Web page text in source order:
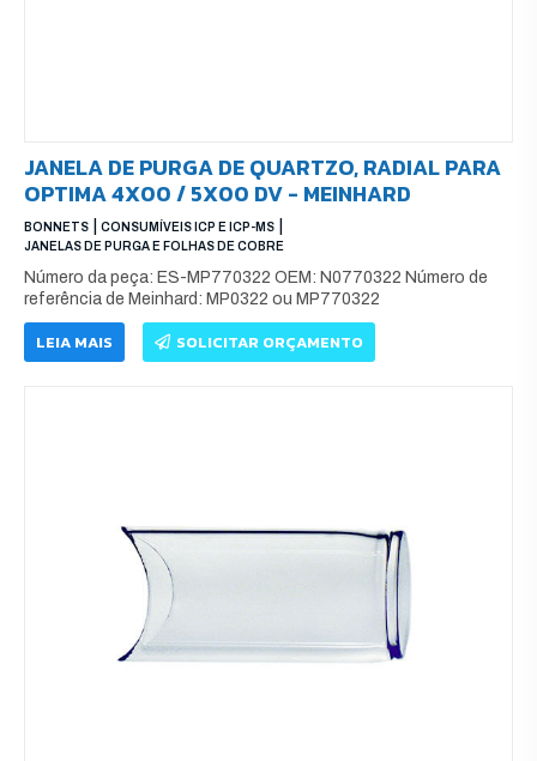
JANELA DE PURGA DE QUARTZO, RADIAL PARA
OPTIMA 4X00 / 5X00 DV - MEINHARD
BONNETS CONSUMÍVEIS ICP E ICP-MS
JANELAS DE PURGA E FOLHAS DE COBRE
Número da peça: ES-MP770322 OEM: N0770322 Número de
referência de Meinhard: MP0322 ou MP770322
LEIA MAIS SOLICITAR ORÇAMENTO